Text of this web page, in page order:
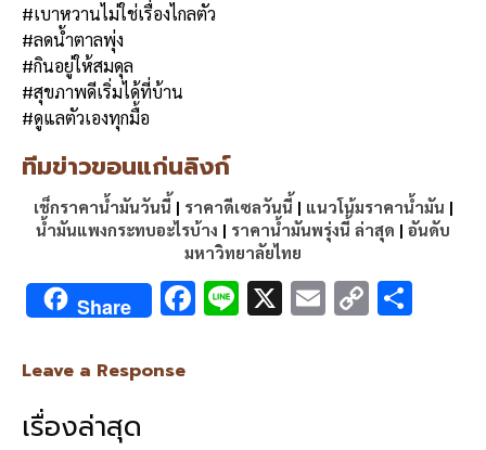
#เบาหวานไม่ใช่เรื่องไกลตัว
#ลดน้ำตาลพุ่ง
#กินอยู่ให้สมดุล
#สุขภาพดีเริ่มได้ที่บ้าน
#ดูแลตัวเองทุกมื้อ
ทีมข่าวขอนแก่นลิงก์
เช็กราคาน้ำมันวันนี้ | ราคาดีเซลวันนี้ | แนวโน้มราคาน้ำมัน |
น้ำมันแพงกระทบอะไรบ้าง | ราคาน้ำมันพรุ่งนี้ ล่าสุด | อันดับ
มหาวิทยาลัยไทย
Share F Li X E C
Leave a Response
เรื่องล่าสุด